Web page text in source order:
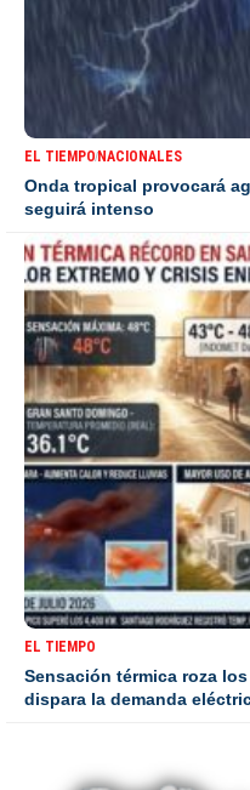
EL TIEMPONACIONALES
Onda tropical provocará
seguirá intenso
EL TIEMPO
Sensación térmica roza
dispara la demanda